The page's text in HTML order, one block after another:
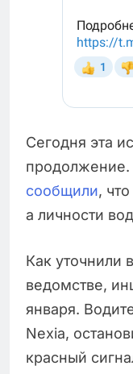
Сегодня эта
сообщили,
а личности
Как уточнили
ведомстве,
января.
Nexia,
красный